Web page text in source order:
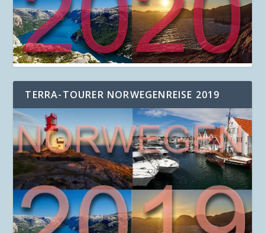
TERRA-TOURER NORWEGENREISE 2019